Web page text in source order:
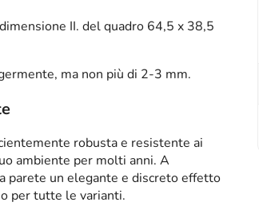
II. del quadro 64,5 x 38,5
ma non più di 2-3 mm.
robusta e resistente ai
ambiente per molti anni. A
parete un elegante e discreto effetto
per tutte le varianti.